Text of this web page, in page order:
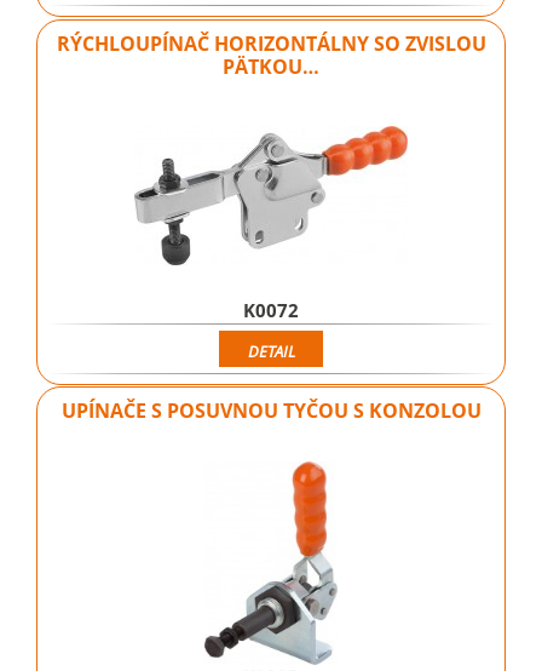
RÝCHLOUPÍNAČ HORIZONTÁLNY SO ZVISLOU
PÄTKOU…
K0072
DETAIL
UPÍNAČE S POSUVNOU TYČOU S KONZOLOU